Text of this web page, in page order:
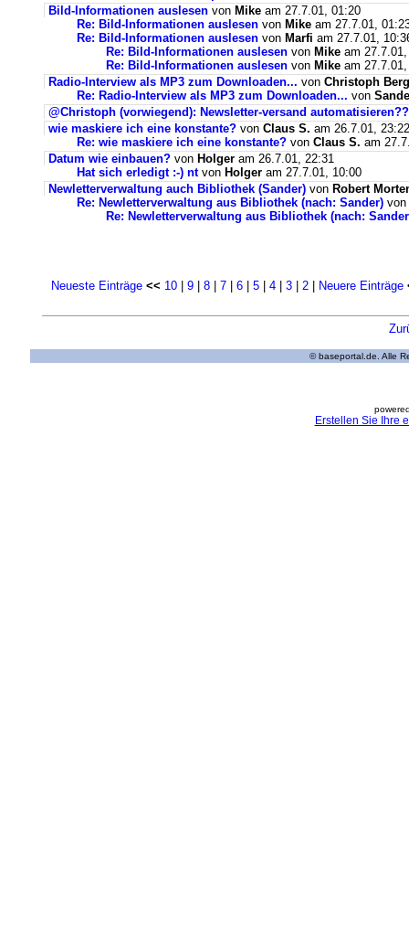
Bild-Informationen auslesen von Mike am 27.7.01, 01:20
Re: Bild-Informationen auslesen von Mike am 27.7.01,
Re: Bild-Informationen auslesen von Marfi am 27.7.01,
Re: Bild-Informationen auslesen von Mike am
Re: Bild-Informationen auslesen von Mike am
Radio-Interview als MP3 zum Downloaden... von Christoph
Re: Radio-Interview als MP3 zum Downloaden... von
@Christoph (vorwiegend): Newsletter-versand
wie maskiere ich eine konstante? von Claus S. am 26.7.01, 23:22
Re: wie maskiere ich eine konstante? von Claus S. am
Datum wie einbauen? von Holger am 26.7.01, 22:31
Hat sich erledigt :-) ntvon Holger am 27.7.01, 10:00
Newletterverwaltung auch Bibliothek (Sander) von Robert
Re: Newletterverwaltung aus Bibliothek (nach: Sander) von
Re: Newletterverwaltung aus Bibliothek (nach:
Neueste Einträge << 10 9 8 7 6 5 4 3 2 Neuere Einträge
© baseportal.de. Alle
Erstellen Sie Ihre